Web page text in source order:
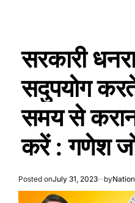
सरकारी
सदुपयोग
समय से
करें : गणेश
Posted onJuly 31, 2023 by